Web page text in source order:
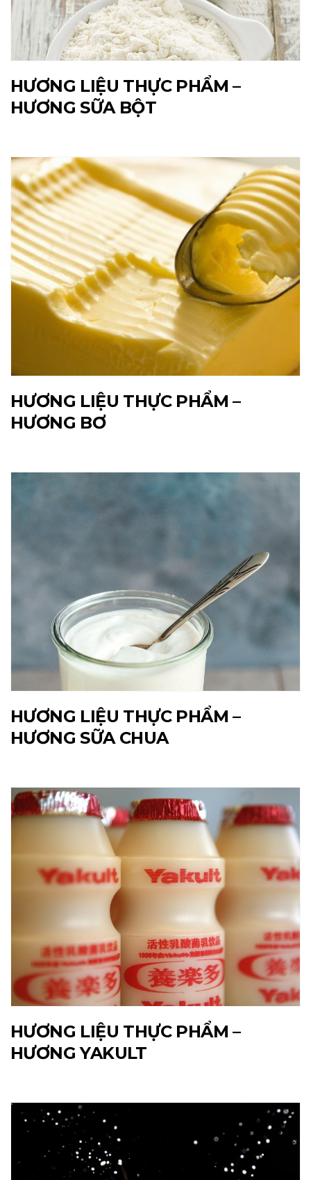
HƯƠNG LIỆU THỰC PHẨM –
HƯƠNG SỮA BỘT
HƯƠNG LIỆU THỰC PHẨM –
HƯƠNG BƠ
HƯƠNG LIỆU THỰC PHẨM –
HƯƠNG SỮA CHUA
HƯƠNG LIỆU THỰC PHẨM –
HƯƠNG YAKULT